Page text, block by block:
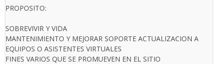
PROPOSITO:
SOBREVIVIR Y VIDA
MANTENIMIENTO Y MEJORAR SOPORTE ACTUALIZACION A
EQUIPOS O ASISTENTES VIRTUALES
FINES VARIOS QUE SE PROMUEVEN EN EL SITIO